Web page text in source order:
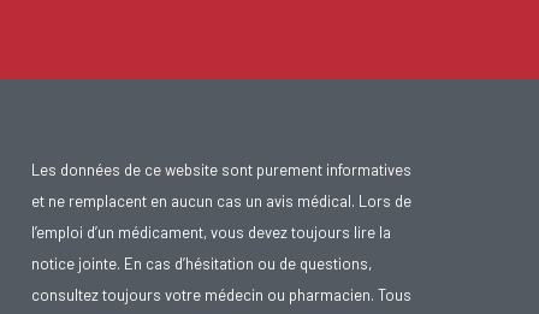
Les données de ce website sont purement informatives
et ne remplacent en aucun cas un avis médical. Lors de
l’emploi d’un médicament, vous devez toujours lire la
notice jointe. En cas d’hésitation ou de questions,
consultez toujours votre médecin ou pharmacien. Tous